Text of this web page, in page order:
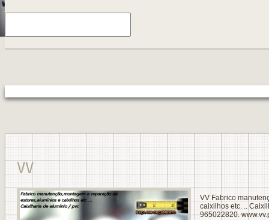
VV
VV Fabrico
caixilhos etc. ..
965022820. www.vv.